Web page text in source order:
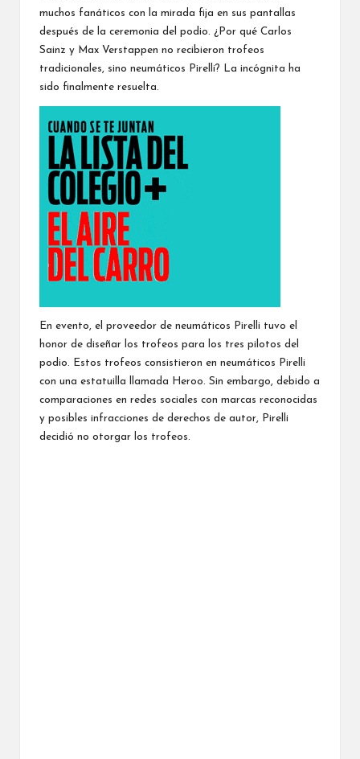
muchos fanáticos con la mirada fija en sus pantallas
después de la ceremonia del podio. ¿Por qué Carlos
Sainz y Max Verstappen no recibieron trofeos
tradicionales, sino neumáticos Pirelli? La incógnita ha
sido finalmente resuelta.
En evento, el proveedor de neumáticos Pirelli tuvo el
honor de diseñar los trofeos para los tres pilotos del
podio. Estos trofeos consistieron en neumáticos Pirelli
con una estatuilla llamada Heroo. Sin embargo, debido a
comparaciones en redes sociales con marcas reconocidas
y posibles infracciones de derechos de autor, Pirelli
decidió no otorgar los trofeos.